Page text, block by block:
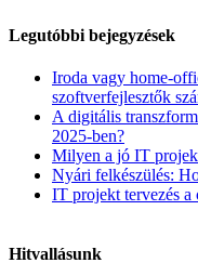
Legutóbbi bejegyzések
Iroda vagy home-
szoftverfejlesztők
A digitális
2025-ben?
Milyen a jó IT
Nyári felkészülés:
IT projekt tervezés a
Hitvallásunk